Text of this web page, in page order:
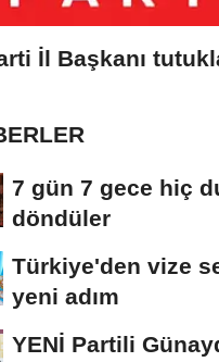
İl Başkanı
7 gün 7 gece hiç
döndüler
Türkiye'den vize
yeni adım
YENİ Partili